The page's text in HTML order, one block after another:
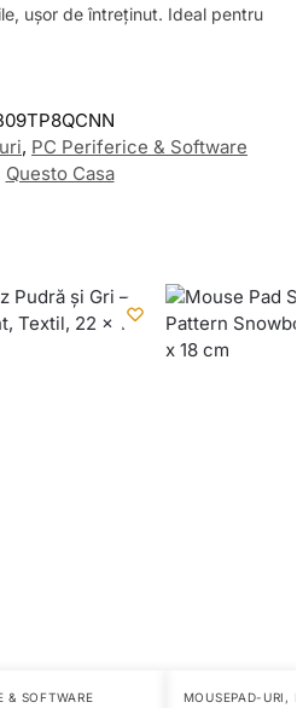
ușor de întreținut. Ideal pentru
, PC Periferice & Software
Questo Casa
& SOFTWARE MOUSEPAD-URI ,